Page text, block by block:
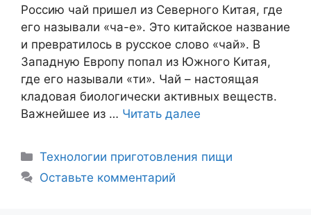
Россию чай пришел из Северного Китая, где
его называли «ча-е». Это китайское название
и превратилось в русское слово «чай». В
Западную Европу попал из Южного Китая,
где его называли «ти». Чай – настоящая
кладовая биологически активных веществ.
Важнейшее из … Читать далее
Рубрики
Технологии приготовления пищи
Оставьте комментарий